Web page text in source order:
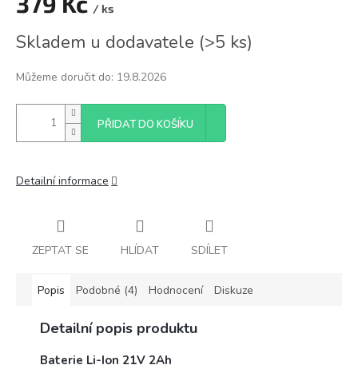
/ ks
cena:
Skladem u dodavatele (>5 ks)
Můžeme doručit do: 19.8.2026
PŘIDAT DO KOŠÍKU
Detailní informace
ZEPTAT SE HLÍDAT SDÍLET
Popis Podobné (4) Hodnocení Diskuze
Detailní popis produktu
Baterie Li-Ion 21V 2Ah